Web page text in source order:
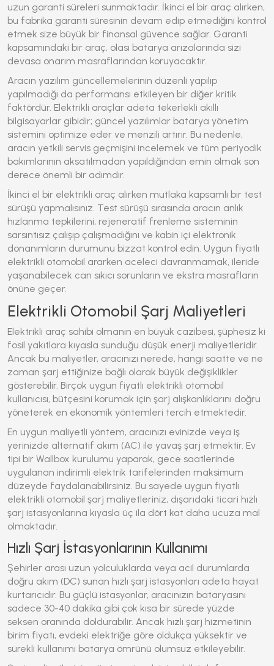
uzun garanti süreleri sunmaktadır. İkinci el bir araç alırken,
bu fabrika garanti süresinin devam edip etmediğini kontrol
etmek size büyük bir finansal güvence sağlar. Garanti
kapsamındaki bir araç, olası batarya arızalarında sizi
devasa onarım masraflarından koruyacaktır.
Aracın yazılım güncellemelerinin düzenli yapılıp
yapılmadığı da performansı etkileyen bir diğer kritik
faktördür. Elektrikli araçlar adeta tekerlekli akıllı
bilgisayarlar gibidir; güncel yazılımlar batarya yönetim
sistemini optimize eder ve menzili artırır. Bu nedenle,
aracın yetkili servis geçmişini incelemek ve tüm periyodik
bakımlarının aksatılmadan yapıldığından emin olmak son
derece önemli bir adımdır.
İkinci el bir elektrikli araç alırken mutlaka kapsamlı bir test
sürüşü yapmalısınız. Test sürüşü sırasında aracın anlık
hızlanma tepkilerini, rejeneratif frenleme sisteminin
sarsıntısız çalışıp çalışmadığını ve kabin içi elektronik
donanımların durumunu bizzat kontrol edin. Uygun fiyatlı
elektrikli otomobil ararken aceleci davranmamak, ileride
yaşanabilecek can sıkıcı sorunların ve ekstra masrafların
önüne geçer.
Elektrikli Otomobil Şarj Maliyetleri
Elektrikli araç sahibi olmanın en büyük cazibesi, şüphesiz ki
fosil yakıtlara kıyasla sunduğu düşük enerji maliyetleridir.
Ancak bu maliyetler, aracınızı nerede, hangi saatte ve ne
zaman şarj ettiğinize bağlı olarak büyük değişiklikler
gösterebilir. Birçok uygun fiyatlı elektrikli otomobil
kullanıcısı, bütçesini korumak için şarj alışkanlıklarını doğru
yöneterek en ekonomik yöntemleri tercih etmektedir.
En uygun maliyetli yöntem, aracınızı evinizde veya iş
yerinizde alternatif akım (AC) ile yavaş şarj etmektir. Ev
tipi bir Wallbox kurulumu yaparak, gece saatlerinde
uygulanan indirimli elektrik tarifelerinden maksimum
düzeyde faydalanabilirsiniz. Bu sayede uygun fiyatlı
elektrikli otomobil şarj maliyetleriniz, dışarıdaki ticari hızlı
şarj istasyonlarına kıyasla üç ila dört kat daha ucuza mal
olmaktadır.
Hızlı Şarj İstasyonlarının Kullanımı
Şehirler arası uzun yolculuklarda veya acil durumlarda
doğru akım (DC) sunan hızlı şarj istasyonları adeta hayat
kurtarıcıdır. Bu güçlü istasyonlar, aracınızın bataryasını
sadece 30-40 dakika gibi çok kısa bir sürede yüzde
seksen oranında doldurabilir. Ancak hızlı şarj hizmetinin
birim fiyatı, evdeki elektriğe göre oldukça yüksektir ve
sürekli kullanımı batarya ömrünü olumsuz etkileyebilir.